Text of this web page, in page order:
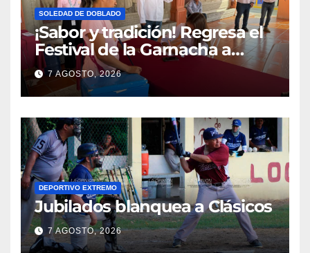
SOLEDAD DE DOBLADO
¡Sabor y tradición! Regresa el
Festival de la Garnacha a
Soledad de Doblado tras dos
años de ausencia
7 AGOSTO, 2026
DEPORTIVO EXTREMO
Jubilados blanquea a Clásicos
7 AGOSTO, 2026